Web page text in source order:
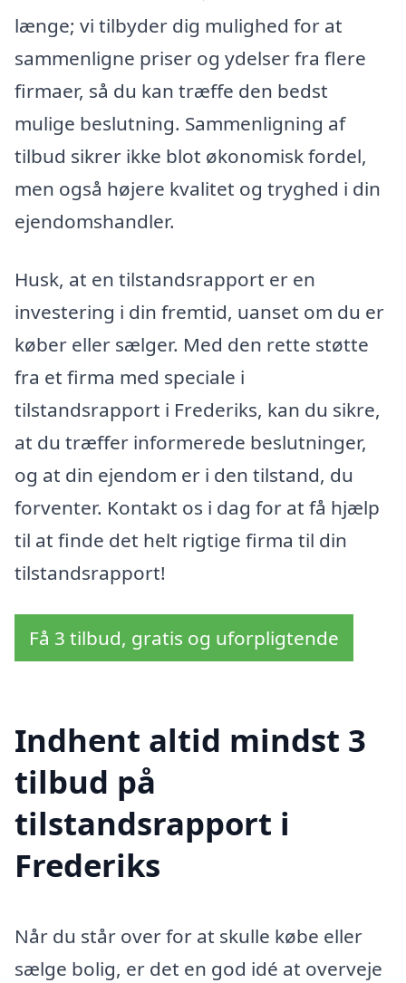
længe; vi tilbyder dig mulighed for at
sammenligne priser og ydelser fra flere
firmaer, så du kan træffe den bedst
mulige beslutning. Sammenligning af
tilbud sikrer ikke blot økonomisk fordel,
men også højere kvalitet og tryghed i din
ejendomshandler.
Husk, at en tilstandsrapport er en
investering i din fremtid, uanset om du er
køber eller sælger. Med den rette støtte
fra et firma med speciale i
tilstandsrapport i Frederiks, kan du sikre,
at du træffer informerede beslutninger,
og at din ejendom er i den tilstand, du
forventer. Kontakt os i dag for at få hjælp
til at finde det helt rigtige firma til din
tilstandsrapport!
Få 3 tilbud, gratis og uforpligtende
Indhent altid mindst 3
tilbud på
tilstandsrapport i
Frederiks
Når du står over for at skulle købe eller
sælge bolig, er det en god idé at overveje